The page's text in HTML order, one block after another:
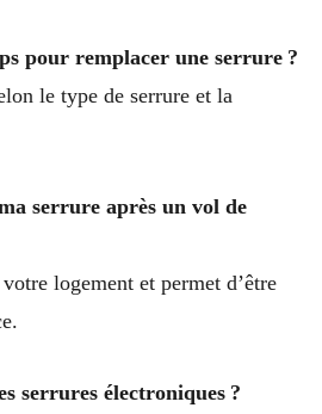
pour remplacer une serrure ?
le type de serrure et la
serrure après un vol de
logement et permet d’être
serrures électroniques ?